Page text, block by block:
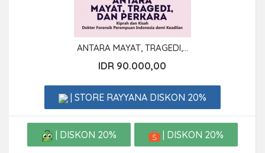
ANTARA MAYAT, TRAGEDI,...
IDR 90.000,00
| STORE RAYYANA DISKON 20%
| DISKON 20% | DISKON 20%